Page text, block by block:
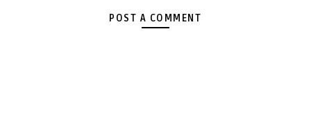
POST A COMMENT